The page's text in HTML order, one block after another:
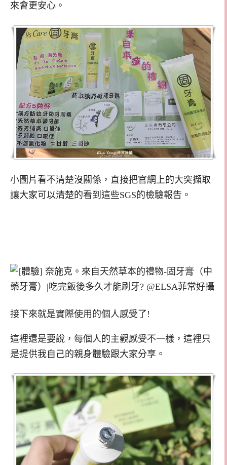
來會更安心。
小圖片看不清楚沒關係，直接把官網上的大突擷取
讓大家可以清楚的看到這些SGS的檢驗報告。
接下來就是實際使用的個人感受了!
這裡還是要說，每個人的主觀感受不一樣，這裡只
是提供我自己的親身體驗跟大家分享。